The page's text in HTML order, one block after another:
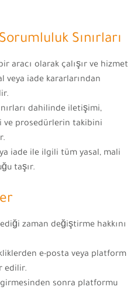
Sınırları
aracı olarak çalışır ve hizmet
veya iade kararlarından
dahilinde iletişimi,
ve prosedürlerin takibini
iade ile ilgili tüm yasal, mali
taşır.
zaman değiştirme hakkını
e-posta veya platform
edilir.
sonra platformu